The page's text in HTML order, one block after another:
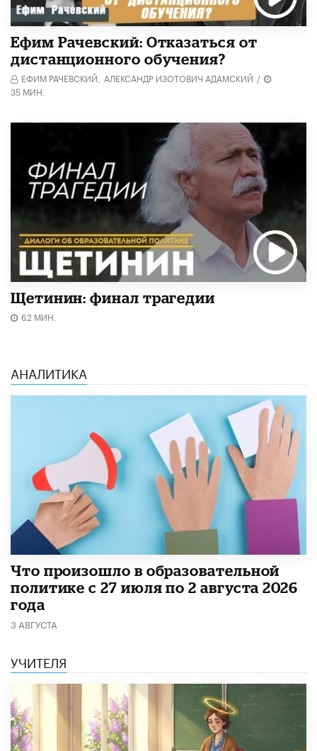
Ефим Рачевский: Отказаться от
дистанционного обучения?
ЕФИМ РАЧЕВСКИЙ, АЛЕКСАНДР ИЗОТОВИЧ АДАМСКИЙ /
35 МИН.
Щетинин: финал трагедии
62 МИН.
АНАЛИТИКА
​Что произошло в образовательной
политике с 27 июля по 2 августа 2026
года
3 АВГУСТА
УЧИТЕЛЯ